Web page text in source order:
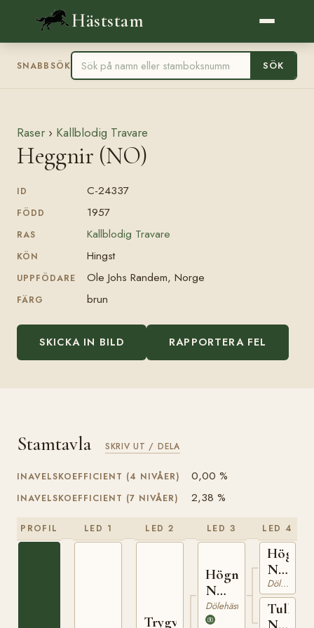
Häststam
SNABBSÖK SÖK
Raser › Kallblodig Travare
Heggnir (NO)
ID C-24337
FÖDD 1957
RAS Kallblodig Travare
KÖN Hingst
UPPFÖDARE Ole Johs Randem, Norge
FÄRG brun
SKICKA IN BILD RAPPORTERA FEL
Stamtavla SKRIV UT / DELA
INAVELSKOEFFICIENT (4 NIVÅER) 0,00 %
INAVELSKOEFFICIENT (7 NIVÅER) 2,38 %
PROFIL LED 1 LED 2
Trygve
LED 3
Högnar
N
1208
Dölehäst
LED 4
Högne
N
737Dölehäst
Tulla